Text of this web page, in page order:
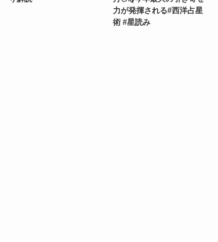
力が発揮される#西洋占星
術 #星読み